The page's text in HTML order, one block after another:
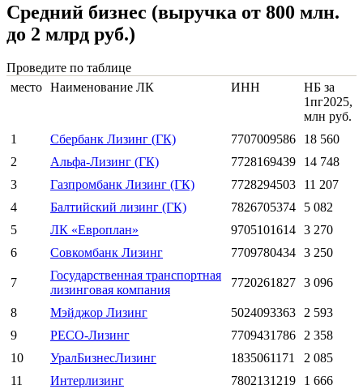
Средний бизнес (выручка от 800 млн.
до 2 млрд руб.)
Проведите по таблице
место Наименование ЛК ИНН
НБ за
1пг2025,
млн руб.
1
Сбербанк Лизинг (ГК) 7707009586
18 560
2
Альфа-Лизинг (ГК) 7728169439
14 748
3
Газпромбанк Лизинг (ГК) 7728294503
11 207
4
Балтийский лизинг (ГК) 7826705374
5 082
5
ЛК «Европлан» 9705101614 3 270
6
Совкомбанк Лизинг 7709780434 3 250
7
Государственная транспортная
лизинговая компания
7720261827 3 096
8 Мэйджор Лизинг 5024093363 2 593
9
РЕСО-Лизинг 7709431786 2 358
10
УралБизнесЛизинг 1835061171
2 085
11
Интерлизинг 7802131219
1 666